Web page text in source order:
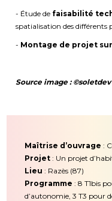
- Étude de faisabilité
spatialisation des différents
- Montage de projet
Source image : ©soletdev
Maîtrise d’ouvrage :
Projet : Un projet
Lieu : Razès (87)
Programme : 8 T1bis
d’autonomie, 3 T3 pour